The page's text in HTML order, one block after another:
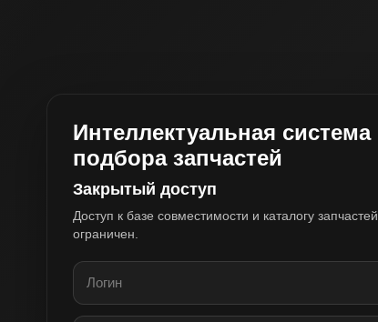
Интеллектуальная система
подбора запчастей
Закрытый доступ
Доступ к базе совместимости и каталогу запчастей
ограничен.